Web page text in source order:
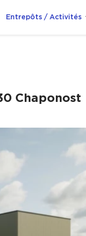
Entrepôts / Activités
Chaponost